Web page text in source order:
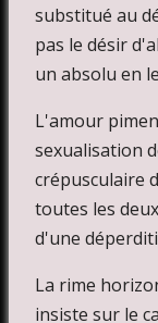
substitué au
pas le désir
un absolu en
L'amour
sexualisation
crépusculaire
toutes les
d'une
La rime
insiste sur le